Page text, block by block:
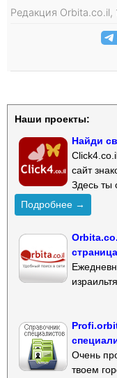
Редакция
Наши проекты:
Найди
сайт
Здесь ты
Подробнее →
страница
Очень
твоем